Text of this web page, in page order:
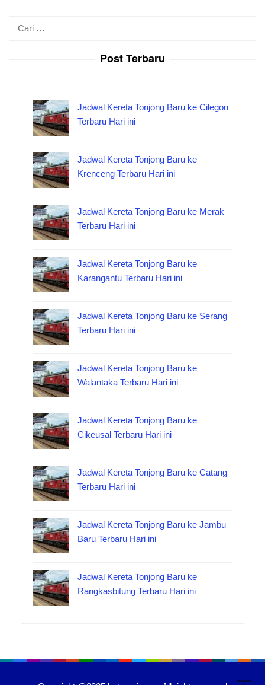
Post Terbaru
Jadwal Kereta Tonjong Baru ke Cilegon
Terbaru Hari ini
Jadwal Kereta Tonjong Baru ke
Krenceng Terbaru Hari ini
Jadwal Kereta Tonjong Baru ke Merak
Terbaru Hari ini
Jadwal Kereta Tonjong Baru ke
Karangantu Terbaru Hari ini
Jadwal Kereta Tonjong Baru ke Serang
Terbaru Hari ini
Jadwal Kereta Tonjong Baru ke
Walantaka Terbaru Hari ini
Jadwal Kereta Tonjong Baru ke
Cikeusal Terbaru Hari ini
Jadwal Kereta Tonjong Baru ke Catang
Terbaru Hari ini
Jadwal Kereta Tonjong Baru ke Jambu
Baru Terbaru Hari ini
Jadwal Kereta Tonjong Baru ke
Rangkasbitung Terbaru Hari ini